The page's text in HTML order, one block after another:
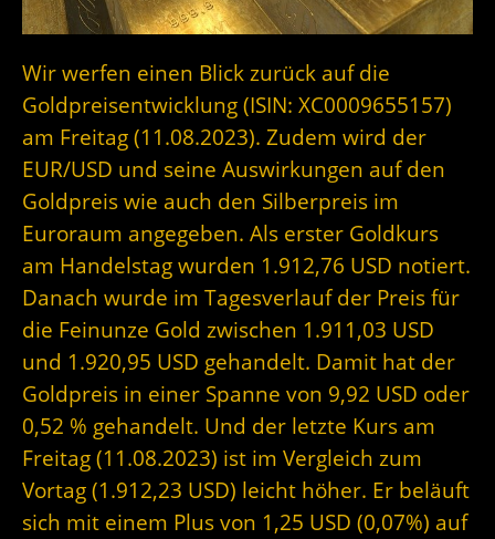
Wir werfen einen Blick zurück auf die
Goldpreisentwicklung (ISIN: XC0009655157)
am Freitag (11.08.2023). Zudem wird der
EUR/USD und seine Auswirkungen auf den
Goldpreis wie auch den Silberpreis im
Euroraum angegeben. Als erster Goldkurs
am Handelstag wurden 1.912,76 USD notiert.
Danach wurde im Tagesverlauf der Preis für
die Feinunze Gold zwischen 1.911,03 USD
und 1.920,95 USD gehandelt. Damit hat der
Goldpreis in einer Spanne von 9,92 USD oder
0,52 % gehandelt. Und der letzte Kurs am
Freitag (11.08.2023) ist im Vergleich zum
Vortag (1.912,23 USD) leicht höher. Er beläuft
sich mit einem Plus von 1,25 USD (0,07%) auf